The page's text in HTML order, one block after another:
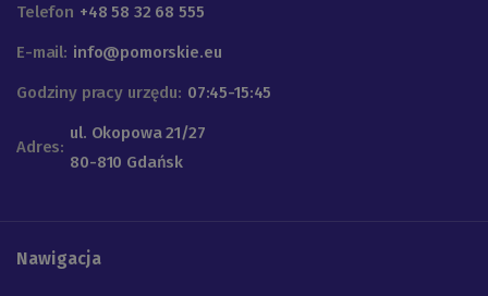
Telefon +48 58 32 68 555
E-mail: info@pomorskie.eu
Godziny pracy urzędu: 07:45-15:45
Adres:
ul. Okopowa 21/27
80-810 Gdańsk
Nawigacja